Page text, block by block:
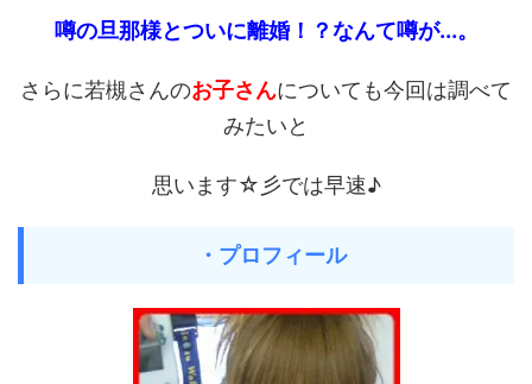
噂の旦那様とついに離婚！？なんて噂が...。
さらに若槻さんのお子さんについても今回は調べて
みたいと
思います☆彡では早速♪
・プロフィール